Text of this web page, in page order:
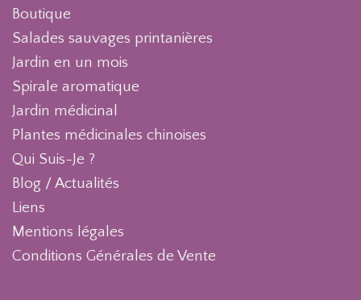
Boutique
Salades sauvages printanières
Jardin en un mois
Spirale aromatique
Jardin médicinal
Plantes médicinales chinoises
Qui Suis-Je ?
Blog / Actualités
Liens
Mentions légales
Conditions Générales de Vente